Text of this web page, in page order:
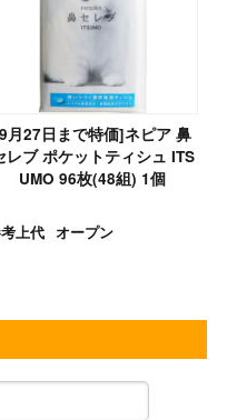
月27日まで特価]ネピア 鼻
レブ ポケットティシュ ITS
UMO 96枚(48組) 1個
上代 オープン